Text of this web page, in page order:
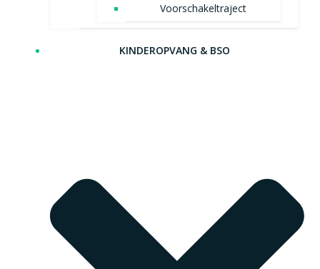
Voorschakeltraject
KINDEROPVANG & BSO